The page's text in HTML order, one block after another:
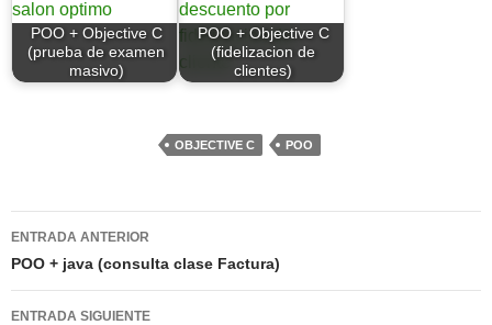
POO + Objective C
(prueba de examen
masivo)
POO + Objective C
(fidelizacion de
clientes)
OBJECTIVE C POO
Navegación
de
entradas
ENTRADA ANTERIOR
POO + java (consulta clase Factura)
ENTRADA SIGUIENTE